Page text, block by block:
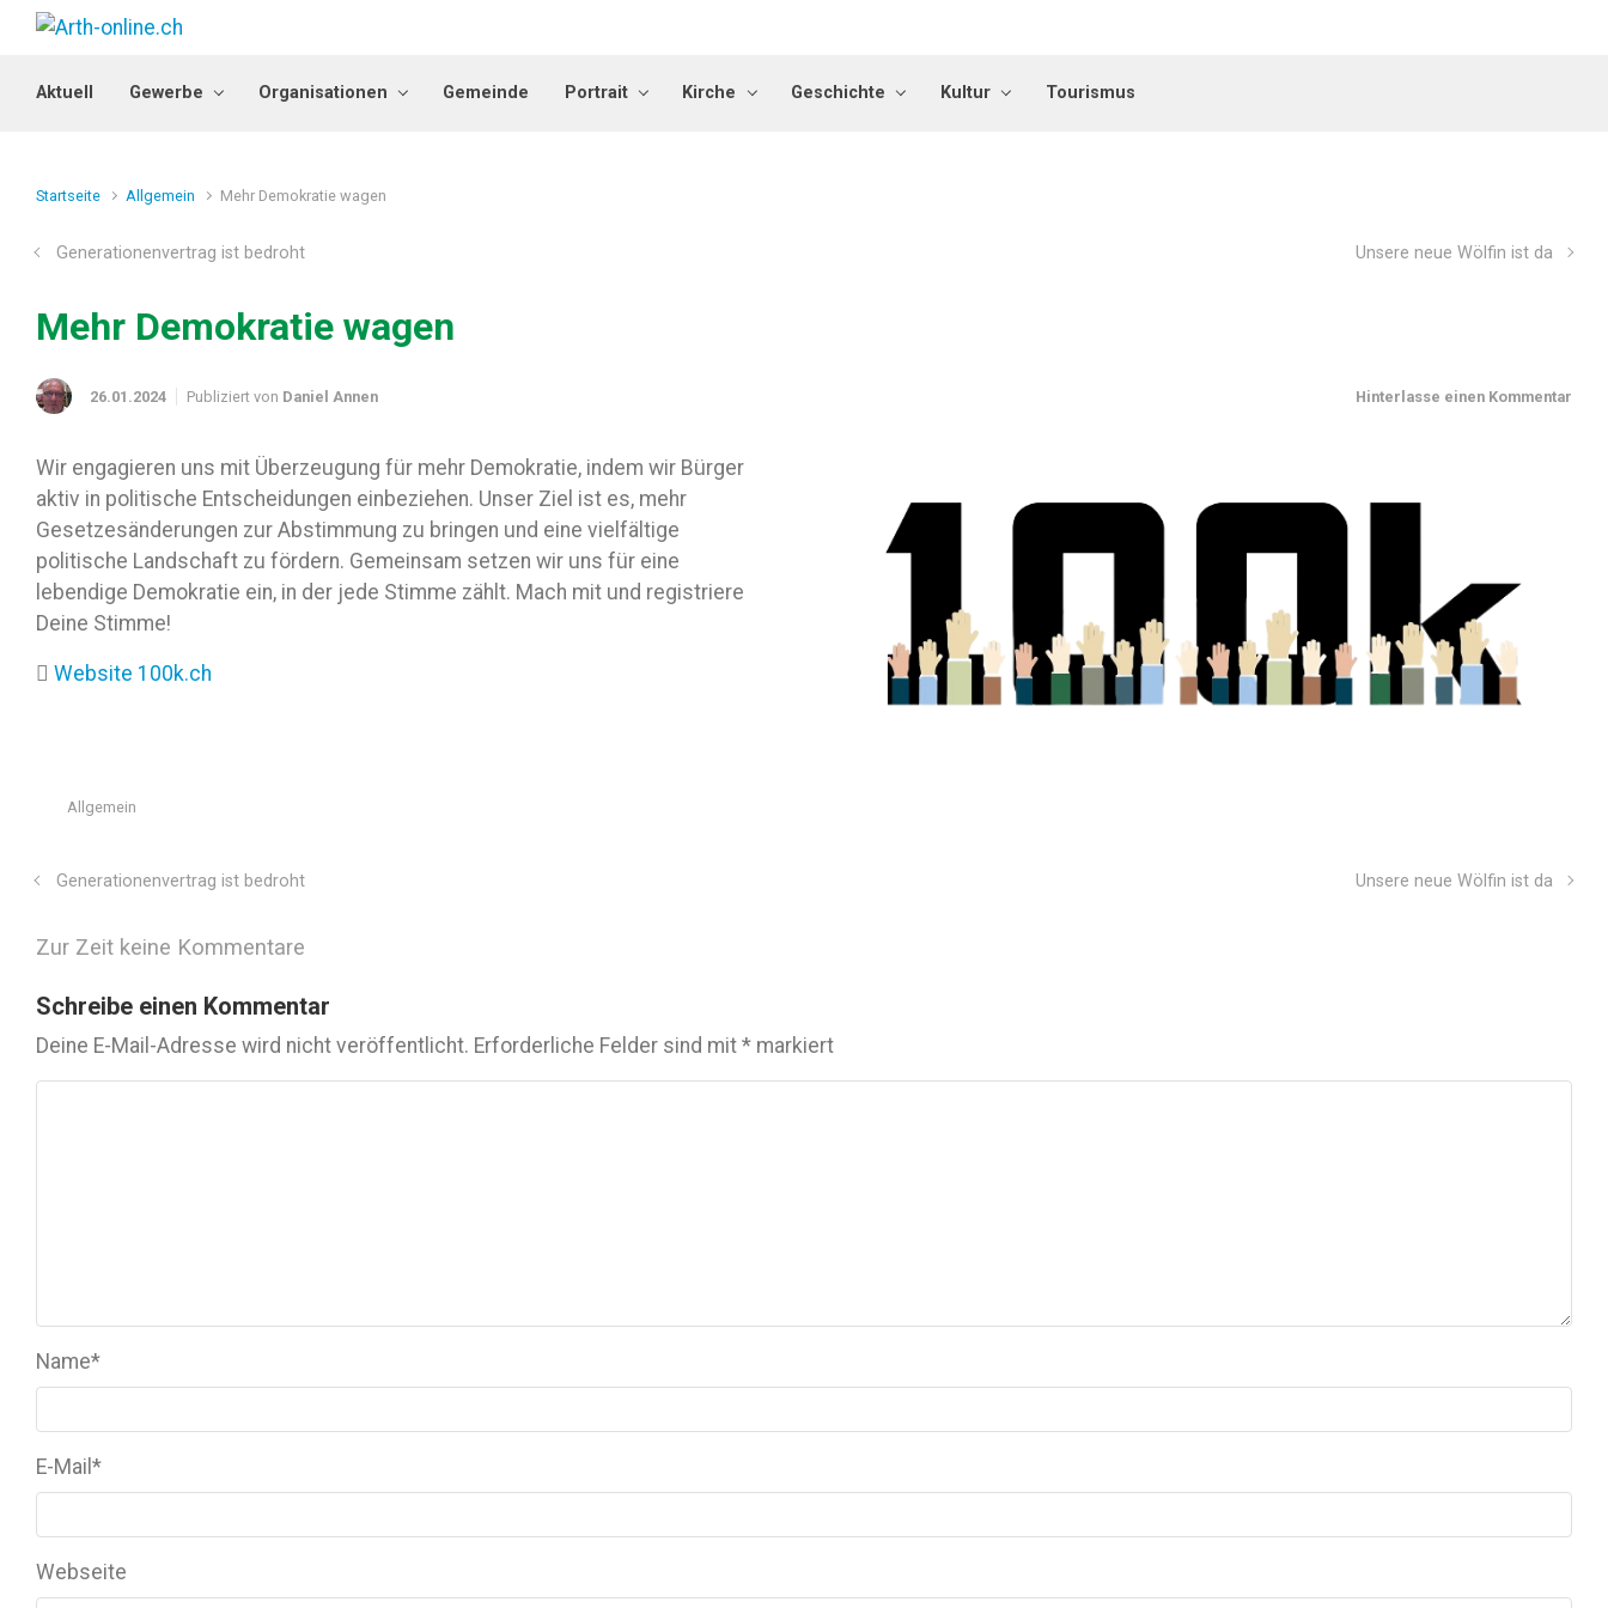
Zum Hauptinhalt springen
Aktuell Gewerbe Organisationen Gemeinde Portrait Kirche Geschichte Kultur Tourismus
Startseite Allgemein Mehr Demokratie wagen
Generationenvertrag ist bedroht Unsere neue Wölfin ist da
Mehr Demokratie wagen
26.01.2024 Publiziert von Daniel Annen Hinterlasse einen Kommentar
Wir engagieren uns mit Überzeugung für mehr Demokratie, indem wir Bürger
aktiv in politische Entscheidungen einbeziehen. Unser Ziel ist es, mehr
Gesetzesänderungen zur Abstimmung zu bringen und eine vielfältige
politische Landschaft zu fördern. Gemeinsam setzen wir uns für eine
lebendige Demokratie ein, in der jede Stimme zählt. Mach mit und registriere
Deine Stimme!
Website 100k.ch
Allgemein
Generationenvertrag ist bedroht Unsere neue Wölfin ist da
Zur Zeit keine Kommentare
Schreibe einen Kommentar
Deine E-Mail-Adresse wird nicht veröffentlicht. Erforderliche Felder sind mit * markiert
Name*
E-Mail *
Webseite